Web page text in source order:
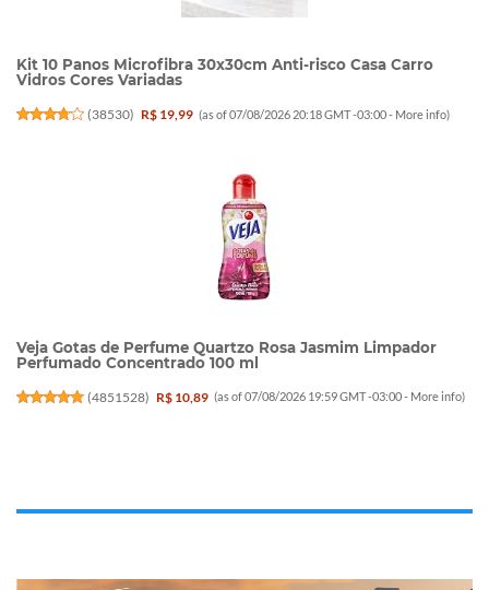
Kit 10 Panos Microfibra 30x30cm Anti-risco Casa Carro
Vidros Cores Variadas
(38530) R$ 19,99 (as of 07/08/2026 20:18 GMT -03:00 - More info)
Veja Gotas de Perfume Quartzo Rosa Jasmim Limpador
Perfumado Concentrado 100 ml
(4851528) R$ 10,89 (as of 07/08/2026 19:59 GMT -03:00 - More info)